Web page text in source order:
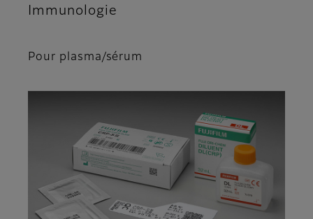
Immunologie
Pour plasma/sérum